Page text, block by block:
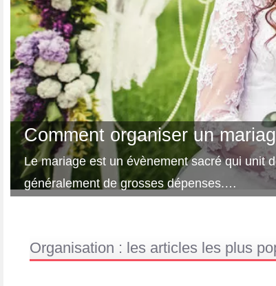
Comment organiser un
Le mariage est un évènement sacré qui unit
généralement de grosses dépenses.…
Organisation : les articles les plus